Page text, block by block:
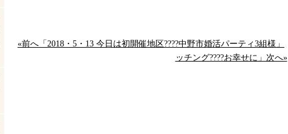
«前へ「2018・5・13 今日は初開催地区????中野市婚活パーティ3組様」
ッチング????お幸せに」次へ»